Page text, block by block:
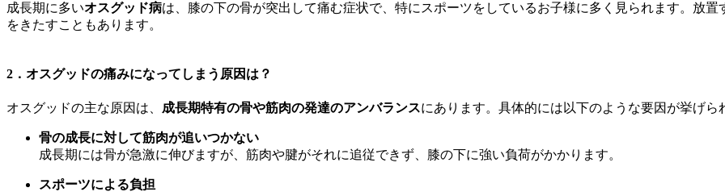
成長期に多いオスグッド病は、膝の下の骨が突出して痛む症状で、特にスポーツをしているお子様に多く見られます。放
をきたすこともあります。
2．オスグッドの痛みになってしまう原因は？
オスグッドの主な原因は、 成長期特有の骨や筋肉の発達のアンバランスにあります。具体的には以下のような要因が挙げら
骨の成長に対して筋肉が追いつかない
成長期には骨が急激に伸びますが、筋肉や腱がそれに追従できず、膝の下に強い負荷がかかります。
スポーツによる負担